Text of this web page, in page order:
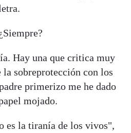
Hay una que critica muy
la sobreprotección con los
primerizo me he dado
mojado.
es la tiranía de los vivos",